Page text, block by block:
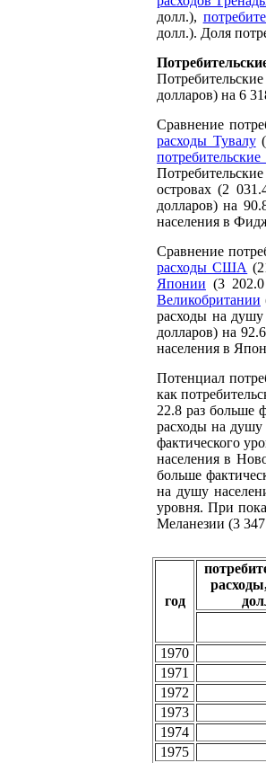
долл.),
долл.). Доля
долларов) на 6
Сравнение
расходы Тувалу
островах (2
долларов) на
населения в
Сравнение
расходы США
Японии (3
Великобритании
расходы на
долларов) на
населения в
Потенциал
как
22.8 раз больше
расходы на душу
фактического
населения в
больше
на душу
уровня. При
Меланезии (3
год
1970
1971
1972
1973
1974
1975